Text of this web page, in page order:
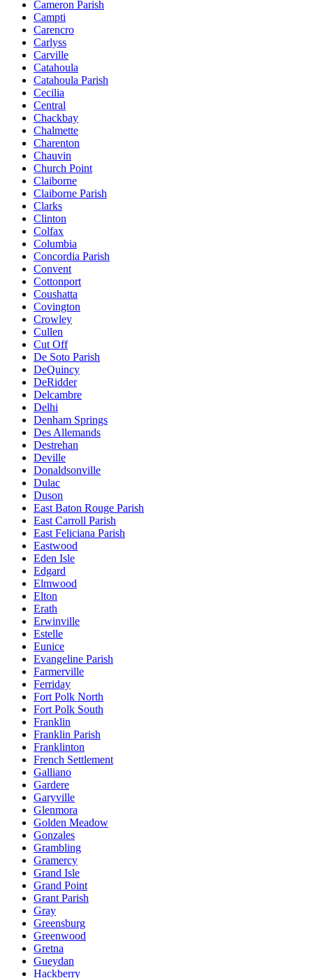
Cameron Parish
Campti
Carencro
Carlyss
Carville
Catahoula
Catahoula Parish
Cecilia
Central
Chackbay
Chalmette
Charenton
Chauvin
Church Point
Claiborne
Claiborne Parish
Clarks
Clinton
Colfax
Columbia
Concordia Parish
Convent
Cottonport
Coushatta
Covington
Crowley
Cullen
Cut Off
De Soto Parish
DeQuincy
DeRidder
Delcambre
Delhi
Denham Springs
Des Allemands
Destrehan
Deville
Donaldsonville
Dulac
Duson
East Baton Rouge Parish
East Carroll Parish
East Feliciana Parish
Eastwood
Eden Isle
Edgard
Elmwood
Elton
Erath
Erwinville
Estelle
Eunice
Evangeline Parish
Farmerville
Ferriday
Fort Polk North
Fort Polk South
Franklin
Franklin Parish
Franklinton
French Settlement
Galliano
Gardere
Garyville
Glenmora
Golden Meadow
Gonzales
Grambling
Gramercy
Grand Isle
Grand Point
Grant Parish
Gray
Greensburg
Greenwood
Gretna
Gueydan
Hackberry